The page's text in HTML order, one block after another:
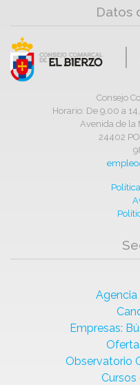
Datos
Consejo
Horario: De 9,00 a
Avenida de la
24402
Empresas:
Observatorio